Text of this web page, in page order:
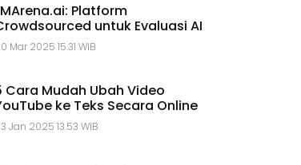
Platform
untuk Evaluasi AI
Mar 2025 15.31 WIB
Cara Mudah Ubah Video
ke Teks Secara Online
Jan 2025 13.53 WIB